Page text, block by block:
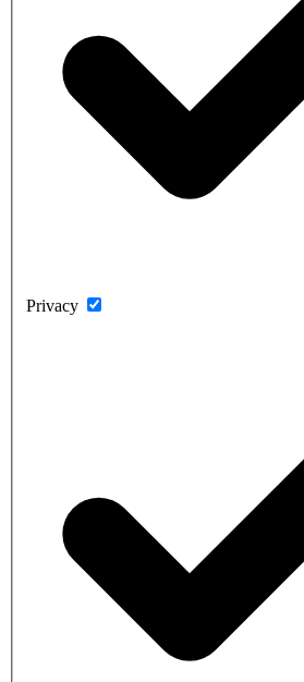
Privacy